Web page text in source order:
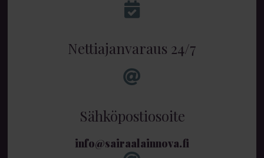
Nettiajanvaraus 24/7
Sähköpostiosoite
info@sairaalainnova.fi